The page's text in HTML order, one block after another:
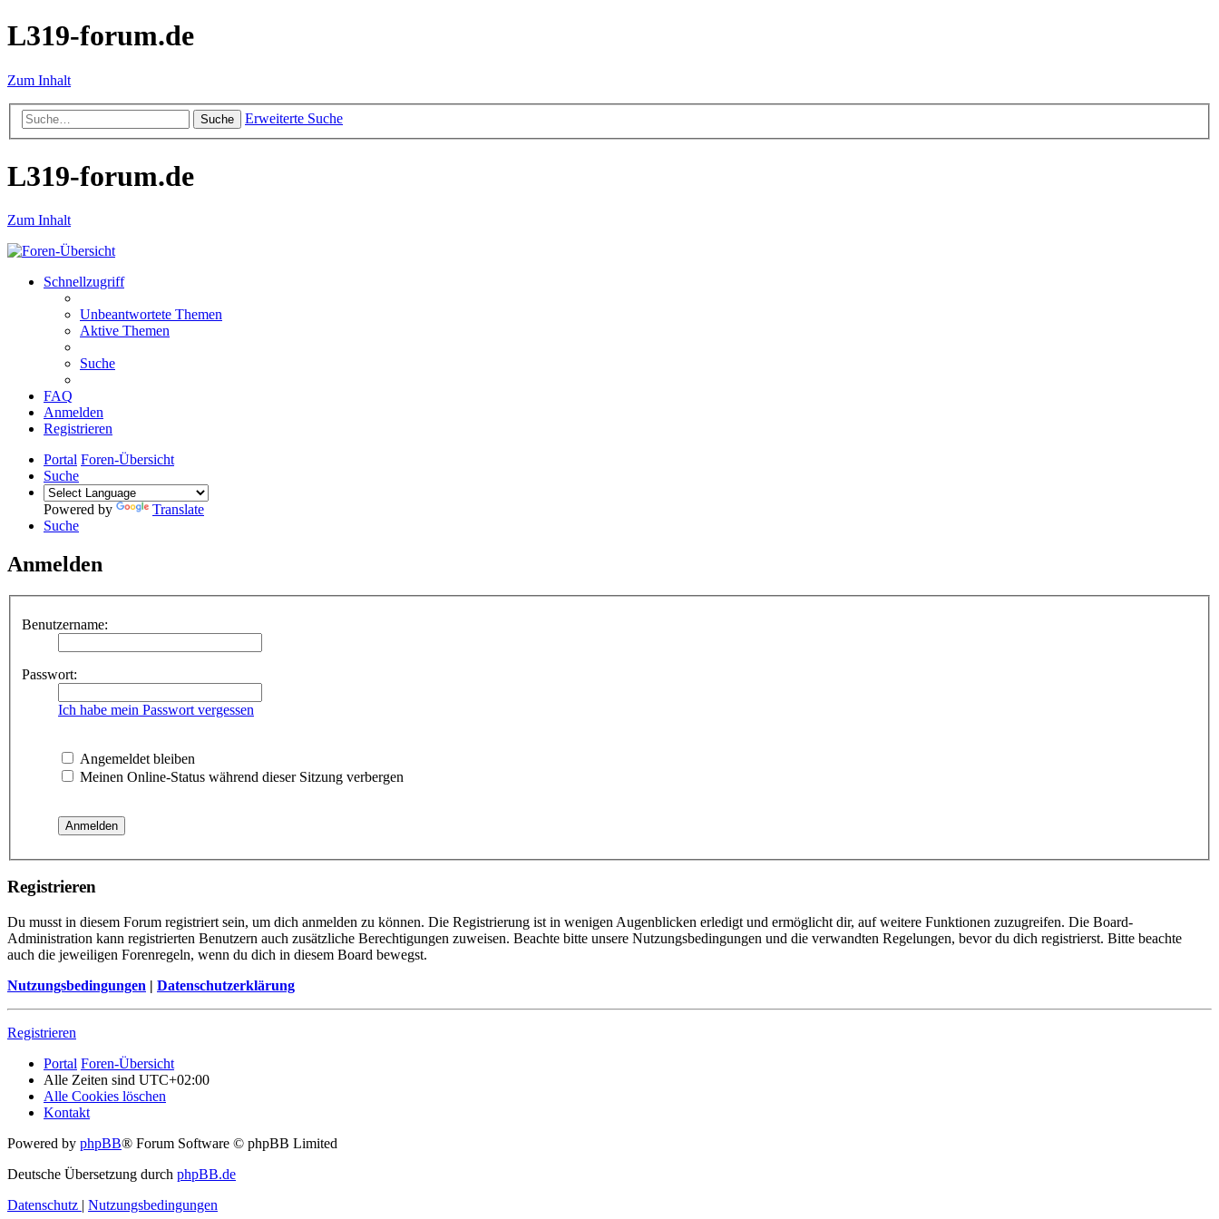
L319-forum.de
Zum Inhalt
Suche Erweiterte Suche
L319-forum.de
Zum Inhalt
Schnellzugriff
Unbeantwortete Themen
Aktive Themen
Suche
FAQ
Anmelden
Registrieren
Portal Foren-Übersicht
Suche
Powered by
Translate
Suche
Anmelden
Benutzername:
Passwort:
Ich habe mein Passwort vergessen
Angemeldet bleiben
Meinen Online-Status während dieser Sitzung verbergen
Registrieren
Du musst in diesem Forum registriert sein, um dich anmelden zu können. Die Registrierung ist in wenigen Augenblicken erledigt und ermöglicht dir, auf weitere Funktionen zuzugreifen. Die Board-
Administration kann registrierten Benutzern auch zusätzliche Berechtigungen zuweisen. Beachte bitte unsere Nutzungsbedingungen und die verwandten Regelungen, bevor du dich registrierst. Bitte beachte
auch die jeweiligen Forenregeln, wenn du dich in diesem Board bewegst.
Nutzungsbedingungen | Datenschutzerklärung
Registrieren
Portal Foren-Übersicht
Alle Zeiten sind UTC+02:00
Alle Cookies löschen
Kontakt
Powered by phpBB® Forum Software © phpBB Limited
Deutsche Übersetzung durch phpBB.de
Datenschutz | Nutzungsbedingungen